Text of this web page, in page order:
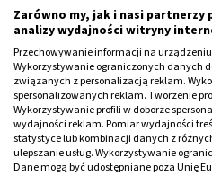
Możesz też trzymaćmiętęw
mentolowe.
Inne skuteczne sposoby
liść laurowy- porozkładaj
pomieszczenia. Ich
muszki;
Zarówno my, jak i nasi partnerzy
analizy wydajności witryny
Przechowywanie informacji na
Wykorzystywanie ograniczonych danych
związanych z personalizacją reklam.
spersonalizowanych reklam. Tworzenie
Wykorzystywanie profili w doborze
wydajności reklam. Pomiar wydajności
statystyce lub kombinacji danych z
ulepszanie usług. Wykorzystywanie
Dane mogą być udostępniane poza Unię